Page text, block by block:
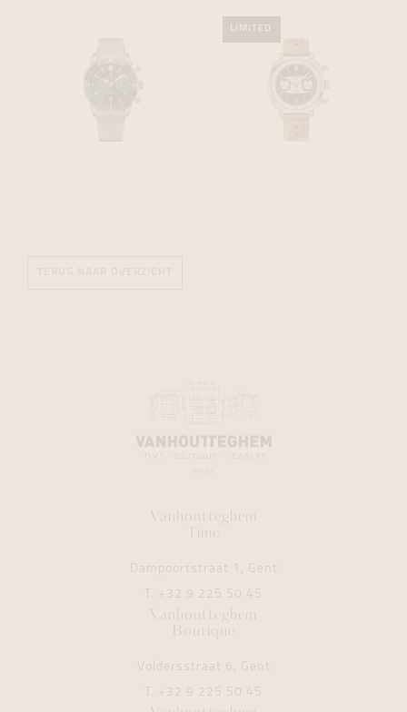
LIMITED
Vanhoutteghem
Time
Dampoortstraat 1, Gent
T. +32 9 225 50 45
Vanhoutteghem
Boutique
Voldersstraat 6, Gent
T. +32 9 225 50 45